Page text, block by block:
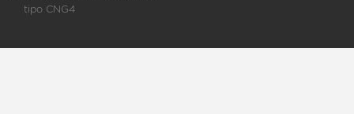
tipo CNG4